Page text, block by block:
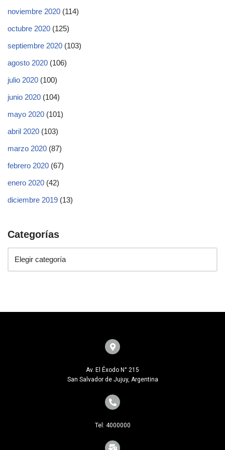
noviembre 2020 (114)
octubre 2020 (125)
septiembre 2020 (103)
agosto 2020 (106)
julio 2020 (100)
junio 2020 (104)
mayo 2020 (101)
abril 2020 (103)
marzo 2020 (87)
febrero 2020 (67)
enero 2020 (42)
diciembre 2019 (13)
Categorías
Av. El Éxodo N° 215
San Salvador de Jujuy, Argentina
Tel: 4000000